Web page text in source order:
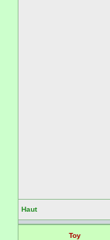
Haut
Toy